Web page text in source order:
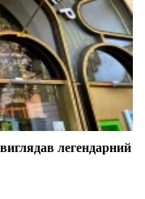
легендарний